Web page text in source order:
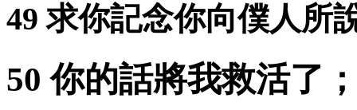
49 求你記念你向僕人所
50 你的話將我救活了